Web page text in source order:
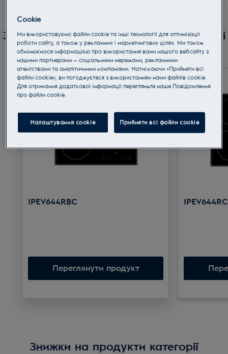
Знижки на продукти категорії Варильні
поверхні
IPEV644RBC
Переглянути продукт
Знижки на продукти категорії
Cookie
Ми використовуємо файли cookie та інші технології для оптимізації
роботи сайту, а також у рекламних і маркетингових цілях. Ми також
обмінюємося інформацією про використання вами нашого вебсайту з
нашими партнерами — соціальними мережами, рекламними
агентствами та аналітичними компаніями. Натискаючи «Прийняти всі
файли cookie», ви погоджуєтеся з використанням нами файлів cookie.
Для отримання додаткової інформації перегляньте наше Пoвідомлення
прo файли cookie.
Налаштування cookie Прийняти всі файли сookie